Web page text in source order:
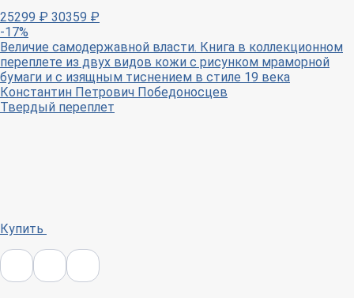
25299 ₽ 30359 ₽
-17%
Величие самодержавной власти. Книга в коллекционном
переплете из двух видов кожи с рисунком мраморной
бумаги и с изящным тиснением в стиле 19 века
Константин Петрович Победоносцев
Твердый переплет
Купить